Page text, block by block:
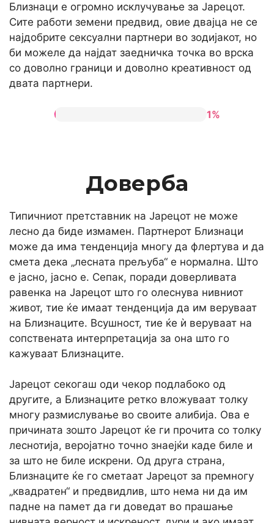
Близнаци е огромно исклучување за Јарецот.
Сите работи земени предвид, овие двајца не се
најдобрите сексуални партнери во зодијакот, но
би можеле да најдат заедничка точка во врска
со доволно граници и доволно креативност од
двата партнери.
1%
Доверба
Типичниот претставник на Јарецот не може
лесно да биде измамен. Партнерот Близнаци
може да има тенденција многу да флертува и да
смета дека „лесната прељуба“ е нормална. Што
е јасно, јасно е. Сепак, поради доверливата
равенка на Јарецот што го олеснува нивниот
живот, тие ќе имаат тенденција да им веруваат
на Близнаците. Всушност, тие ќе ѝ веруваат на
сопствената интерпретација за она што го
кажуваат Близнаците.
Јарецот секогаш оди чекор подлабоко од
другите, а Близнаците ретко вложуваат толку
многу размислување во своите алибија. Ова е
причината зошто Јарецот ќе ги прочита со толку
леснотија, веројатно точно знаејќи каде биле и
за што не биле искрени. Од друга страна,
Близнаците ќе го сметаат Јарецот за премногу
„квадратен“ и предвидлив, што нема ни да им
падне на памет да ги доведат во прашање